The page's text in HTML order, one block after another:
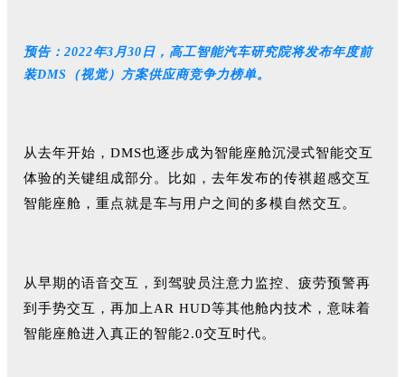
预告：2022年3月30日，高工智能汽车研究院将发布年度前
装DMS（视觉）方案供应商竞争力榜单。
从去年开始，DMS也逐步成为智能座舱沉浸式智能交互
体验的关键组成部分。比如，去年发布的传祺超感交互
智能座舱，重点就是车与用户之间的多模自然交互。
从早期的语音交互，到驾驶员注意力监控、疲劳预警再
到手势交互，再加上AR HUD等其他舱内技术，意味着
智能座舱进入真正的智能2.0交互时代。